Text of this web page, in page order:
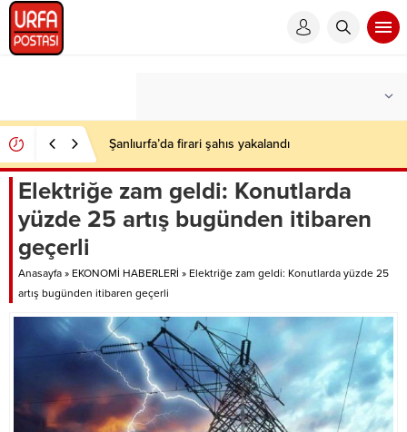
Şanlıurfa’da firari şahıs yakalandı
Elektriğe zam geldi: Konutlarda
yüzde 25 artış bugünden itibaren
geçerli
Anasayfa » EKONOMİ HABERLERİ » Elektriğe zam geldi: Konutlarda yüzde 25
artış bugünden itibaren geçerli